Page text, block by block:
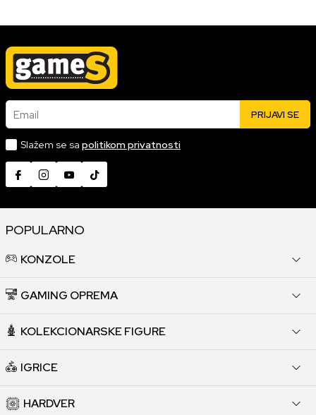
Email PRIJAVI SE
Slažem se sa politikom privatnosti
POPULARNO
KONZOLE
GAMING OPREMA
KOLEKCIONARSKE FIGURE
IGRICE
HARDVER